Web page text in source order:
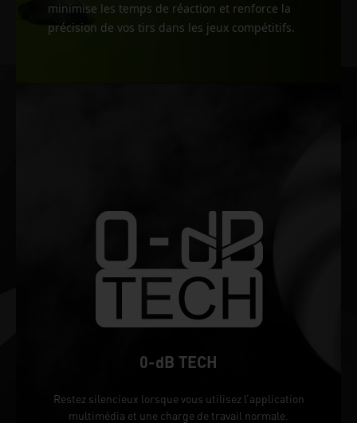
minimise les temps de réaction et renforce la
précision de vos tirs dans les jeux compétitifs.
0-dB TECH
Restez silencieux lorsque vous utilisez l’application
multimédia et une charge de travail normale.